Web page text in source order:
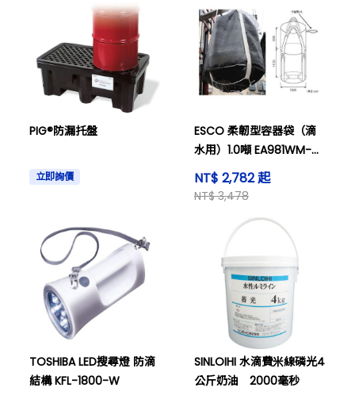
PIG®防漏托盤
立即詢價
ESCO 柔韌型容器袋（滴
水用）1.0噸 EA981WM-
31A
NT$ 2,782 起
NT$ 3,478
TOSHIBA LED搜尋燈 防滴
結構 KFL-1800-W
SINLOIHI 水滴費米線磷光4
公斤奶油 2000毫秒